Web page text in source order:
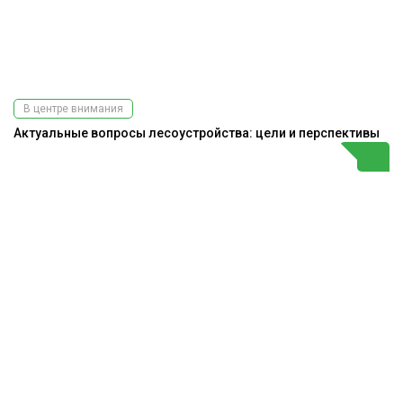
В центре внимания
Актуальные вопросы лесоустройства: цели и перспективы